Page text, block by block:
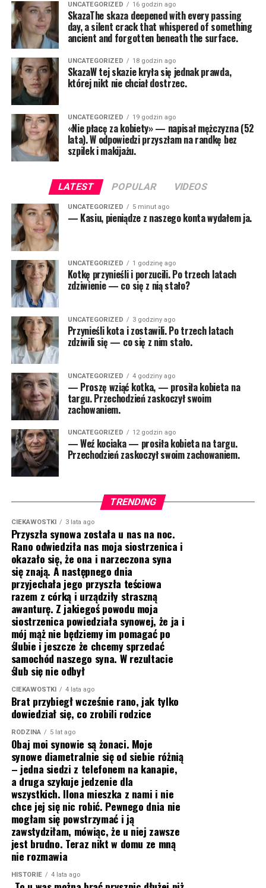
UNCATEGORIZED 16 godzin ago
SkazaThe skaza deepened with every passing
day, a silent crack that whispered of something
ancient and forgotten beneath the surface.
UNCATEGORIZED 18 godzin ago
SkazaW tej skazie kryła się jednak prawda,
której nikt nie chciał dostrzec.
UNCATEGORIZED 19 godzin ago
«Nie płacę za kobiety» — napisał mężczyzna (52
lata). W odpowiedzi przyszłam na randkę bez
szpilek i makijażu.
LATEST POPULAR VIDEOS
UNCATEGORIZED 5 minut ago
— Kasiu, pieniądze z naszego konta wydałem ja.
UNCATEGORIZED 1 godzinę ago
Kotkę przynieśli i porzucili. Po trzech latach
zdziwienie — co się z nią stało?
UNCATEGORIZED 3 godziny ago
Przynieśli kota i zostawili. Po trzech latach
zdziwili się — co się z nim stało.
UNCATEGORIZED 4 godziny ago
— Proszę wziąć kotka, — prosiła kobieta na
targu. Przechodzień zaskoczył swoim
zachowaniem.
UNCATEGORIZED 12 godzin ago
— Weź kociaka — prosiła kobieta na targu.
Przechodzień zaskoczył swoim zachowaniem.
TRENDING
CIEKAWOSTKI 3 lata ago
Przyszła synowa została u nas na noc.
Rano odwiedziła nas moja siostrzenica i
okazało się, że ona i narzeczona syna
się znają. A następnego dnia
przyjechała jego przyszła teściowa
razem z córką i urządziły straszną
awanturę. Z jakiegoś powodu moja
siostrzenica powiedziała synowej, że ja i
mój mąż nie będziemy im pomagać po
ślubie i jeszcze że chcemy sprzedać
samochód naszego syna. W rezultacie
ślub się nie odbył
CIEKAWOSTKI 4 lata ago
Brat przybiegł wcześnie rano, jak tylko
dowiedział się, co zrobili rodzice
RODZINA 5 lat ago
Obaj moi synowie są żonaci. Moje
synowe diametralnie się od siebie różnią
– jedna siedzi z telefonem na kanapie,
a druga szykuje jedzenie dla
wszystkich. Ilona mieszka z nami i nie
chce jej się nic robić. Pewnego dnia nie
mogłam się powstrzymać i ją
zawstydziłam, mówiąc, że u niej zawsze
jest brudno. Teraz nikt w domu ze mną
nie rozmawia
HISTORIE 4 lata ago